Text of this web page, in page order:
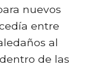
nuevos
entre
al
de las